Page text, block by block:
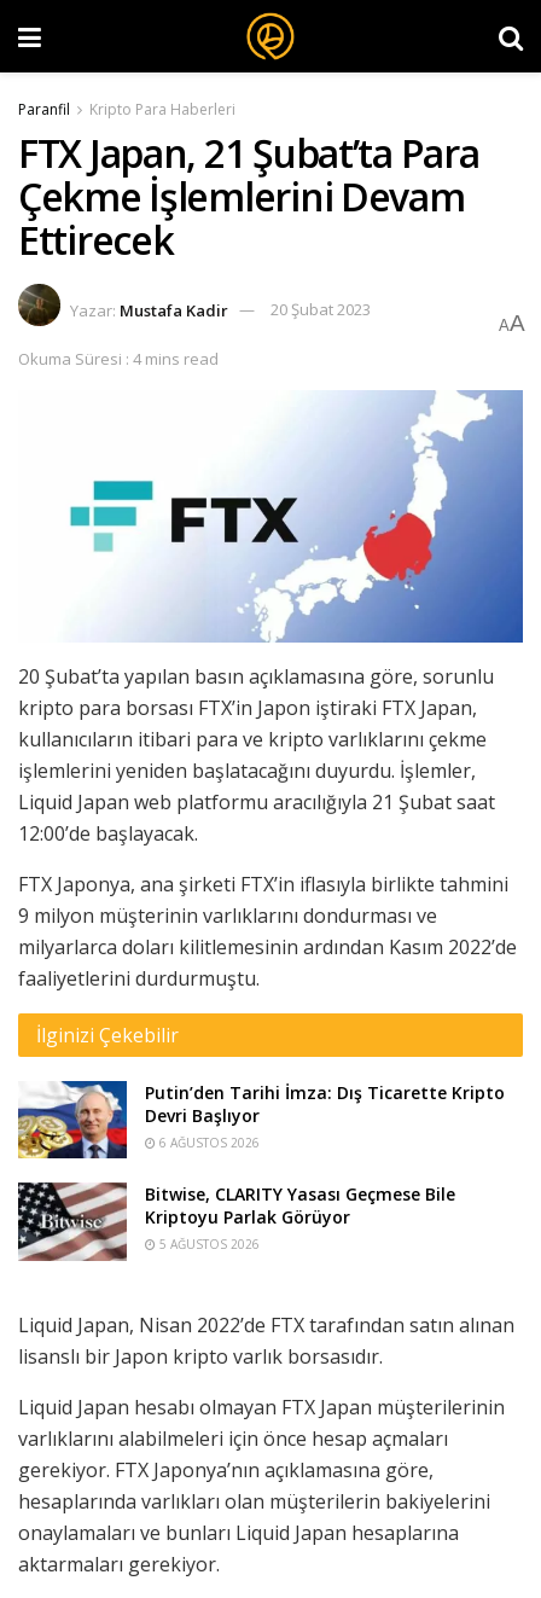
Paranfil Kripto Para Haberleri
FTX Japan, 21 Şubat’ta Para
Çekme İşlemlerini Devam
Ettirecek
Yazar: Mustafa Kadir 20 Şubat 2023
Okuma Süresi : 4 mins read
AA
20 Şubat’ta yapılan basın açıklamasına göre, sorunlu
kripto para borsası FTX’in Japon iştiraki FTX Japan,
kullanıcıların itibari para ve kripto varlıklarını çekme
işlemlerini yeniden başlatacağını duyurdu. İşlemler,
Liquid Japan web platformu aracılığıyla 21 Şubat saat
12:00’de başlayacak.
FTX Japonya, ana şirketi FTX’in iflasıyla birlikte tahmini
9 milyon müşterinin varlıklarını dondurması ve
milyarlarca doları kilitlemesinin ardından Kasım 2022’de
faaliyetlerini durdurmuştu.
İlginizi Çekebilir
Putin’den Tarihi İmza: Dış Ticarette Kripto
Devri Başlıyor
6 AĞUSTOS 2026
Bitwise, CLARITY Yasası Geçmese Bile
Kriptoyu Parlak Görüyor
5 AĞUSTOS 2026
Liquid Japan, Nisan 2022’de FTX tarafından satın alınan
lisanslı bir Japon kripto varlık borsasıdır.
Liquid Japan hesabı olmayan FTX Japan müşterilerinin
varlıklarını alabilmeleri için önce hesap açmaları
gerekiyor. FTX Japonya’nın açıklamasına göre,
hesaplarında varlıkları olan müşterilerin bakiyelerini
onaylamaları ve bunları Liquid Japan hesaplarına
aktarmaları gerekiyor.